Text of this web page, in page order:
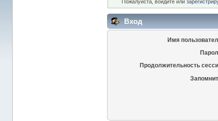
Пожалуйста, войдите или
Вход
Имя
Продолжительность